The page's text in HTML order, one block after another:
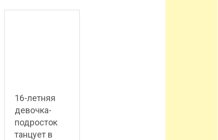
16-летняя
девочка-
подросток
танцует в